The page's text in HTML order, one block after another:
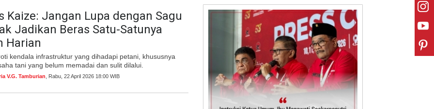
Kaize: Jangan Lupa dengan Sagu
Jadikan Beras Satu-Satunya
Harian
kendala infrastruktur yang dihadapi petani, khususnya
tani yang belum memadai dan sulit dilalui.
V.G. Tamburian , Rabu, 22 April 2026 18:00 WIB